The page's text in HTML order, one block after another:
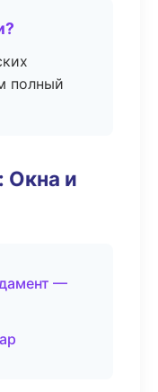
полный
Окна и
—